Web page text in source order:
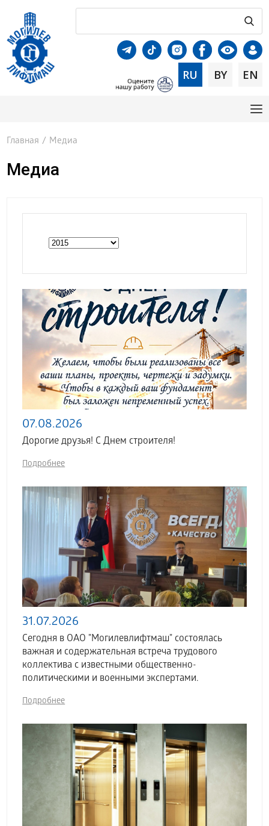
RU BY EN
Главная / Медиа
Медиа
07.08.2026
Дорогие друзья! С Днем строителя!
Подробнее
31.07.2026
Сегодня в ОАО "Могилевлифтмаш" состоялась
важная и содержательная встреча трудового
коллектива с известными общественно-
политическими и военными экспертами.
Подробнее